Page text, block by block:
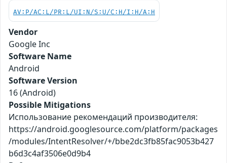
AV:P/AC:L/PR:L/UI:N/S:U/C:H/I:H/A:H
Vendor
Google Inc
Software Name
Android
Software Version
16 (Android)
Possible Mitigations
Использование рекомендаций производителя:
https://android.googlesource.com/platform/packages
/modules/IntentResolver/+/bbe2dc3fb85fac9053b427
b6d3c4af3506e0d9b4